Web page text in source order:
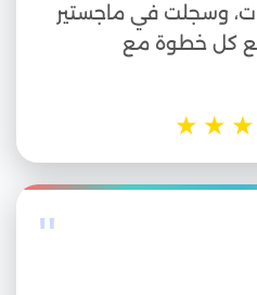
وسجلت في ماجستير
كل خطوة مع
★
★
★
"